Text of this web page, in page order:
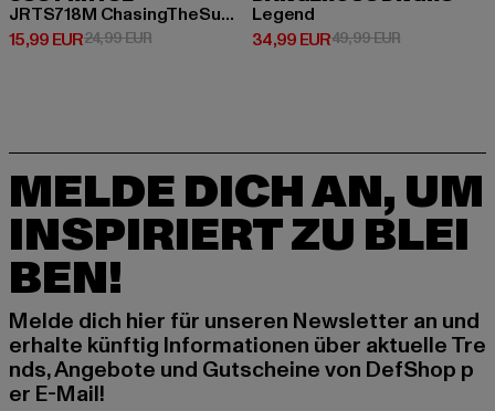
JRTS718M ChasingTheSun T-Shirt
15,99 EUR
Derzeitiger Preis: 15,99 EUR
24,99 EURAktionspreis: 24,99 EUR
Legend
34,99 EUR
Derzeitiger Preis: 34,99 EUR
49,99 EURAktionspreis:
MELDE DICH AN, UM
INSPIRIERT ZU BLEI
BEN!
Melde dich hier für unseren Newsletter an und
erhalte künftig Informationen über aktuelle Tre
nds, Angebote und Gutscheine von DefShop p
er E-Mail!